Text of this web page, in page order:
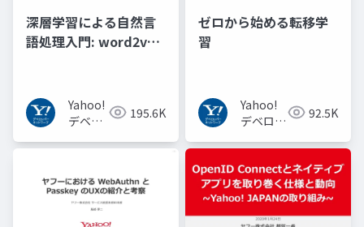
深層学習による自然言
語処理入門: word2vec
Yahoo!
デベロ
ネット
195.6K
ゼロから始める転移学
習
Yahoo!
デベロッ
トワーク
92.5K